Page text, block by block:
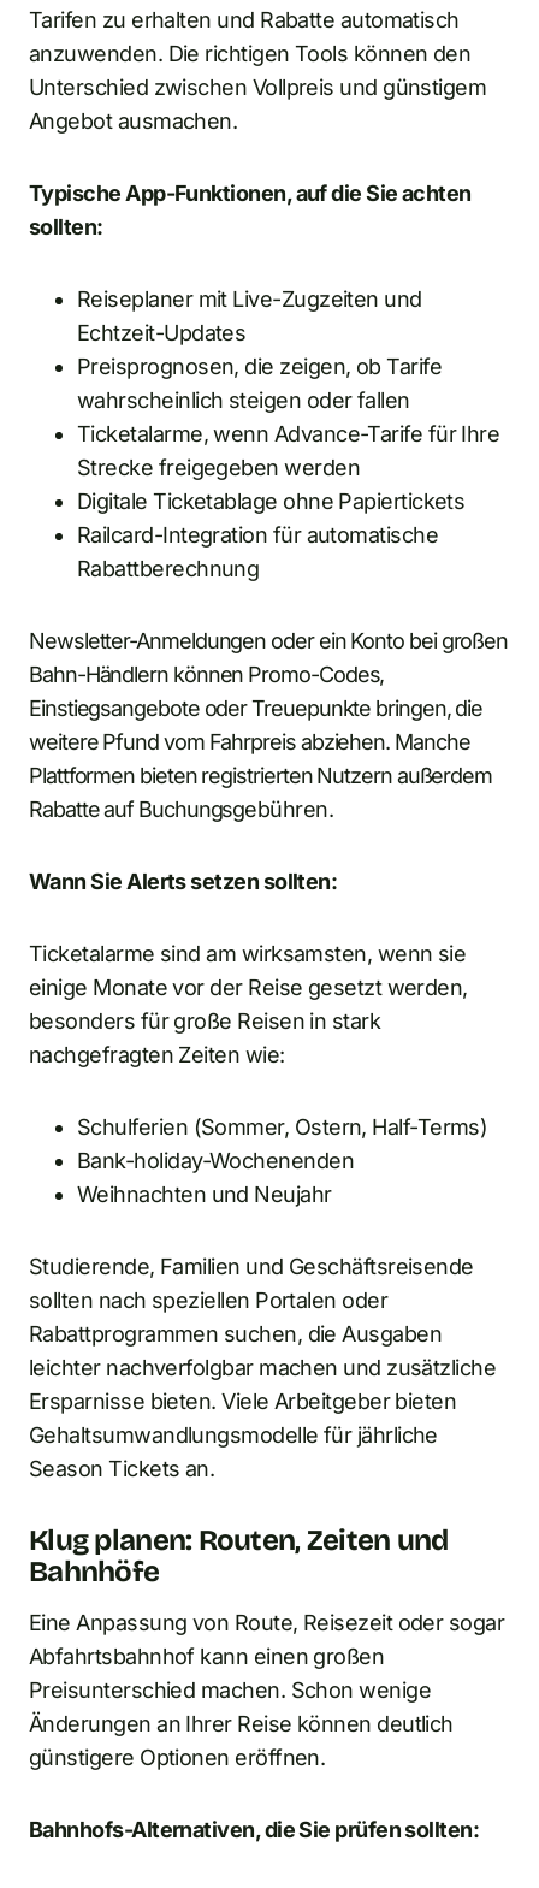
Tarifen zu erhalten und Rabatte automatisch
anzuwenden. Die richtigen Tools können den
Unterschied zwischen Vollpreis und günstigem
Angebot ausmachen.
Typische App-Funktionen, auf die Sie achten
sollten:
Reiseplaner mit Live-Zugzeiten und
Echtzeit-Updates
Preisprognosen, die zeigen, ob Tarife
wahrscheinlich steigen oder fallen
Ticketalarme, wenn Advance-Tarife für Ihre
Strecke freigegeben werden
Digitale Ticketablage ohne Papiertickets
Railcard-Integration für automatische
Rabattberechnung
Newsletter-Anmeldungen oder ein Konto bei großen
Bahn-Händlern können Promo-Codes,
Einstiegsangebote oder Treuepunkte bringen, die
weitere Pfund vom Fahrpreis abziehen. Manche
Plattformen bieten registrierten Nutzern außerdem
Rabatte auf Buchungsgebühren.
Wann Sie Alerts setzen sollten:
Ticketalarme sind am wirksamsten, wenn sie
einige Monate vor der Reise gesetzt werden,
besonders für große Reisen in stark
nachgefragten Zeiten wie:
Schulferien (Sommer, Ostern, Half-Terms)
Bank-holiday-Wochenenden
Weihnachten und Neujahr
Studierende, Familien und Geschäftsreisende
sollten nach speziellen Portalen oder
Rabattprogrammen suchen, die Ausgaben
leichter nachverfolgbar machen und zusätzliche
Ersparnisse bieten. Viele Arbeitgeber bieten
Gehaltsumwandlungsmodelle für jährliche
Season Tickets an.
Klug planen: Routen, Zeiten und
Bahnhöfe
Eine Anpassung von Route, Reisezeit oder sogar
Abfahrtsbahnhof kann einen großen
Preisunterschied machen. Schon wenige
Änderungen an Ihrer Reise können deutlich
günstigere Optionen eröffnen.
Bahnhofs-Alternativen, die Sie prüfen sollten: